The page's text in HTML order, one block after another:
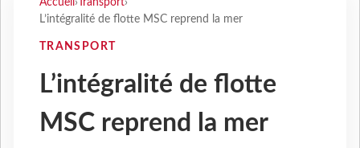
L’intégralité de flotte MSC reprend la mer
TRANSPORT
L’intégralité de flotte
MSC reprend la mer